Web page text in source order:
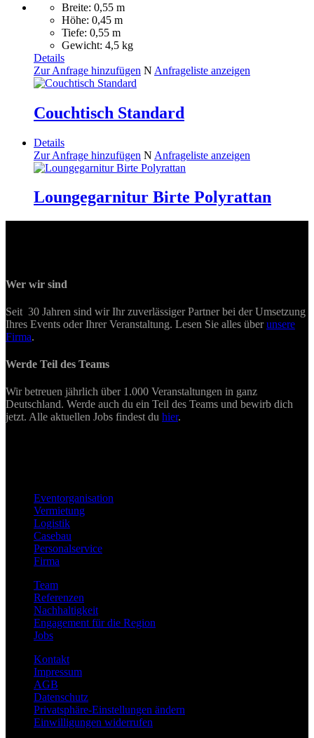
Breite: 0,55 m
Höhe: 0,45 m
Tiefe: 0,55 m
Gewicht: 4,5 kg
Details
Zur Anfrage hinzufügen N Anfrageliste anzeigen
Couchtisch Standard
Details
Zur Anfrage hinzufügen N Anfrageliste anzeigen
Loungegarnitur Birte Polyrattan
Wer wir sind
Seit 30 Jahren sind wir Ihr zuverlässiger Partner bei der Umsetzung
Ihres Events oder Ihrer Veranstaltung. Lesen Sie alles überunsere
Firma.
Werde Teil des Teams
Wir betreuen jährlich über 1.000 Veranstaltungen in ganz
Deutschland. Werde auch du ein Teil des Teams und bewirb dich
jetzt. Alle aktuellen Jobs findest du hier.
Eventorganisation
Vermietung
Logistik
Casebau
Personalservice
Firma
Team
Referenzen
Nachhaltigkeit
Engagement für die Region
Jobs
Kontakt
Impressum
AGB
Datenschutz
Privatsphäre-Einstellungen ändern
Einwilligungen widerrufen